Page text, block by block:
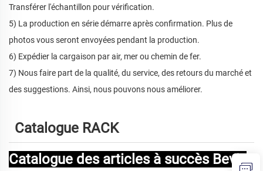
Transférer l'échantillon pour vérification.
5) La production en série démarre après confirmation. Plus de
photos vous seront envoyées pendant la production.
6) Expédier la cargaison par air, mer ou chemin de fer.
7) Nous faire part de la qualité, du service, des retours du marché et
des suggestions. Ainsi, nous pouvons nous améliorer.
Catalogue RACK
Catalogue des articles à succès Bevis